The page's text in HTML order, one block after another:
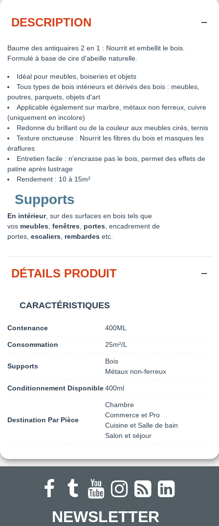
DESCRIPTION
Baume des antiquaires 2 en 1 : Nourrit et embellit le bois.
Formulé à base de cire d'abeille naturelle.
Idéal pour meubles, boiseries et objets
Tous types de bois intérieurs et dérivés des bois : meubles,
poutres, parquets, objets d'art
Applicable également sur marbre, métaux non ferreux, cuivre
(uniquement en incolore)
Redonne du brillant ou de la couleur aux meubles cirés, ternis
Texture onctueuse : Nourrit les fibres du bois et masques les
éraflures
Entretien facile : n'encrasse pas le bois, permet des effets de
patine après lustrage
Rendement : 10 à 15m²
Supports
En intérieur, sur des surfaces en bois tels que
vos meubles fenêtres portes , encadrement de
portes, escaliers rembardes etc.
DÉTAILS PRODUIT
CARACTÉRISTIQUES
Contenance 400ML
Consommation 25m²/L
Supports
Bois
Métaux non-ferreux
Conditionnement Disponible400ml
Destination Par Pièce
Chambre
Commerce et Pro
Cuisine et Salle de bain
Salon et séjour
NEWSLETTER